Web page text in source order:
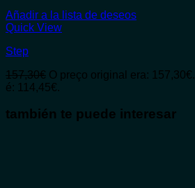
Añadir a la lista de deseos
Quick View
Step
157,30€ O preço original era: 157,30€.
é: 114,45€.
también te puede interesar